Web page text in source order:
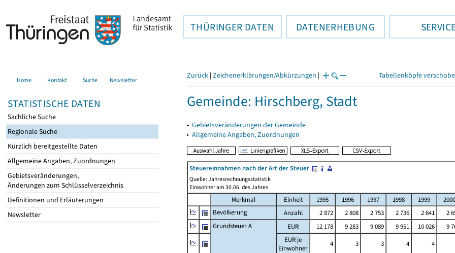
THÜRINGER DATEN DATENERHEBUNG
Home Kontakt Suche Newsletter
STATISTISCHE DATEN
Sachliche Suche
Regionale Suche
Kürzlich bereitgestellte Daten
Allgemeine Angaben, Zuordnungen
Gebietsveränderungen,
Änderungen zum Schlüsselverzeichnis
Definitionen und Erläuterungen
Newsletter
Zurück | Zeichenerklärungen/Abkürzungen | Tabellenköpfe
Gemeinde: Hirschberg, Stadt
▸ Gebietsveränderungen der Gemeinde
▸ Allgemeine Angaben, Zuordnungen
Steuereinnahmen nach der Art der Steuer
Quelle: Jahresrechnungsstatistik
Einwohner am 30.06. des Jahres
Merkmal Einheit 1995 1996 1997 1998 1999 2000
Bevölkerung
Anzahl 2 872 2 808 2 753 2 736 2 641 2
Grundsteuer A
EUR 12 178 9 283 9 089 9 951 10 026 9
EUR je
Einwohner
4 3 3 4 4